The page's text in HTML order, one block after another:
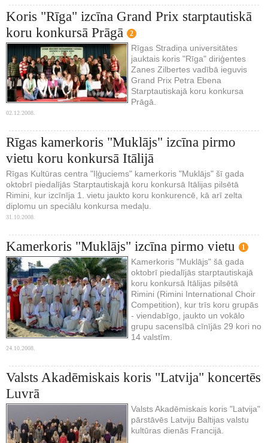
Koris "Rīga" izcīna Grand Prix starptautiskā
koru konkursā Prāgā
2
Rīgas Stradiņa universitātes
jauktais koris "Rīga" diriģentes
Zanes Zilbertes vadībā ieguvis
Grand Prix Petra Ebena
Starptautiskajā koru konkursa
Prāgā.
02.12.2008.
Rīgas kamerkoris "Muklājs" izcīna pirmo
vietu koru konkursā Itālijā
Rīgas Kultūras centra "Iļģuciems" kamerkoris "Muklājs" šī gada
oktobrī piedalījās Starptautiskajā koru konkursā Itālijas pilsētā
Rimini, kur izcīnīja 1. vietu jaukto koru konkurencē, kā arī zelta
diplomu un speciālu konkursa medaļu.
31.10.2008.
Kamerkoris "Muklājs" izcīna pirmo vietu 1
Kamerkoris "Muklājs" šā gada
oktobrī piedalījās starptautiskajā
koru konkursā Itālijas pilsētā
Rimini (Rimini International Choir
Competition), kur trīs koru grupās
- viendabīgo, jaukto un vokālo
grupu sacensībā cīnījās 29 kori no
14 valstīm.
24.10.2008.
Valsts Akadēmiskais koris "Latvija" koncertēs
Luvrā
Valsts Akadēmiskais koris "Latvija"
pārstāvēs Latviju Baltijas valstu
kultūras dienās Francijā.